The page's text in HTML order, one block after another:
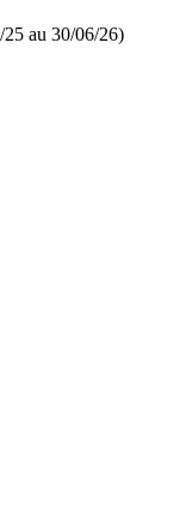
25 au 30/06/26)